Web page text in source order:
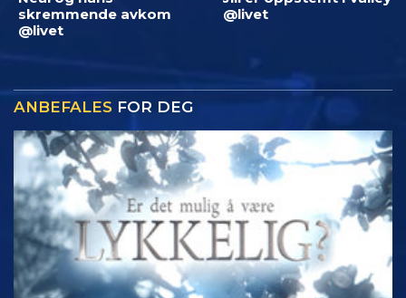
skremmende avkom
@livet
@livet
ANBEFALES FOR DEG